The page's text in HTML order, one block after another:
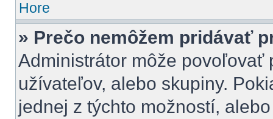
Hore
» Prečo nemôžem pridávať
Administrátor môže povoľovať
užívateľov, alebo skupiny.
jednej z týchto možností,